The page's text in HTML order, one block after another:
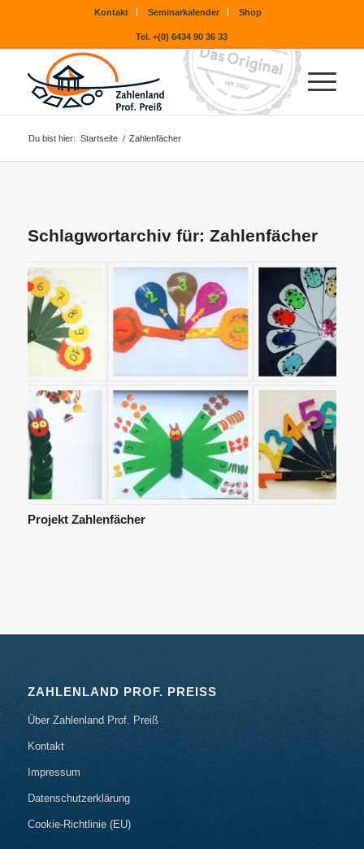
Kontakt Seminarkalender Shop
Tel. +(0) 6434 90 36 33
Du bist hier: Startseite / Zahlenfächer
Schlagwortarchiv für: Zahlenfächer
Projekt Zahlenfächer
ZAHLENLAND PROF. PREISS
Über Zahlenland Prof. Preiß
Kontakt
Impressum
Datenschutzerklärung
Cookie-Richtlinie (EU)